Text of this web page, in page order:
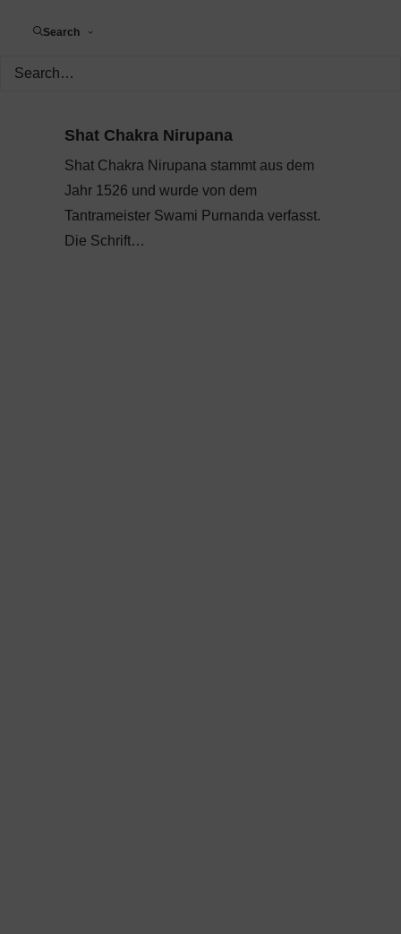
Search
Shat Chakra Nirupana
Shat Chakra Nirupana stammt aus dem
Jahr 1526 und wurde von dem
Tantrameister Swami Purnanda verfasst.
Die Schrift…